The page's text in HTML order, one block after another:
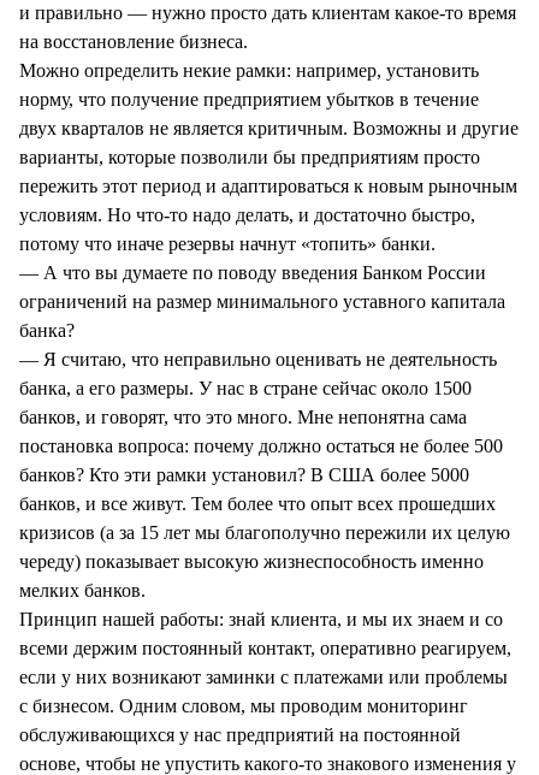
и правильно — нужно просто дать клиентам какое-то время
на восстановление бизнеса.
Можно определить некие рамки: например, установить
норму, что получение предприятием убытков в течение
двух кварталов не является критичным. Возможны и другие
варианты, которые позволили бы предприятиям просто
пережить этот период и адаптироваться к новым рыночным
условиям. Но что-то надо делать, и достаточно быстро,
потому что иначе резервы начнут «топить» банки.
— А что вы думаете по поводу введения Банком России
ограничений на размер минимального уставного капитала
банка?
— Я считаю, что неправильно оценивать не деятельность
банка, а его размеры. У нас в стране сейчас около 1500
банков, и говорят, что это много. Мне непонятна сама
постановка вопроса: почему должно остаться не более 500
банков? Кто эти рамки установил? В США более 5000
банков, и все живут. Тем более что опыт всех прошедших
кризисов (а за 15 лет мы благополучно пережили их целую
череду) показывает высокую жизнеспособность именно
мелких банков.
Принцип нашей работы: знай клиента, и мы их знаем и со
всеми держим постоянный контакт, оперативно реагируем,
если у них возникают заминки с платежами или проблемы
с бизнесом. Одним словом, мы проводим мониторинг
обслуживающихся у нас предприятий на постоянной
основе, чтобы не упустить какого-то знакового изменения у